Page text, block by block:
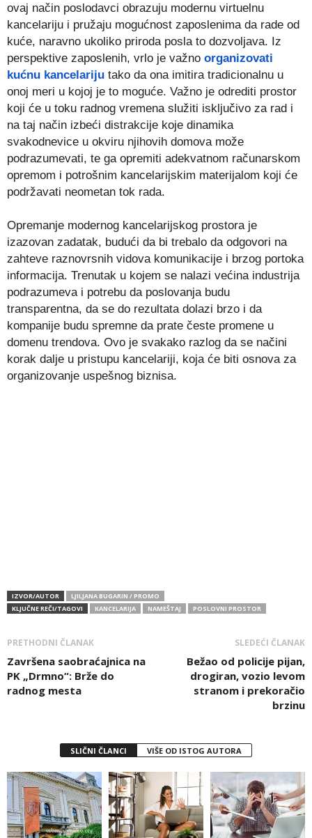
ovaj način poslodavci obrazuju modernu virtuelnu
kancelariju i pružaju mogućnost zaposlenima da rade od
kuće, naravno ukoliko priroda posla to dozvoljava. Iz
perspektive zaposlenih, vrlo je važno organizovati
kućnu kancelariju tako da ona imitira tradicionalnu u
onoj meri u kojoj je to moguće. Važno je odrediti prostor
koji će u toku radnog vremena služiti isključivo za rad i
na taj način izbeći distrakcije koje dinamika
svakodnevice u okviru njihovih domova može
podrazumevati, te ga opremiti adekvatnom računarskom
opremom i potrošnim kancelarijskim materijalom koji će
podržavati neometan tok rada.
Opremanje modernog kancelarijskog prostora je
izazovan zadatak, budući da bi trebalo da odgovori na
zahteve raznovrsnih vidova komunikacije i brzog portoka
informacija. Trenutak u kojem se nalazi većina industrija
podrazumeva i potrebu da poslovanja budu
transparentna, da se do rezultata dolazi brzo i da
kompanije budu spremne da prate česte promene u
domenu trendova. Ovo je svakako razlog da se načini
korak dalje u pristupu kancelariji, koja će biti osnova za
organizovanje uspešnog biznisa.
IZVOR/AUTOR
LJILJANA BUGARIN / PROMO
KLJUČNE REČI/TAGOVI
KANCELARIJA NAMEŠTAJ POSLOVNI PROSTOR
PRETHODNI ČLANAK
Završena saobraćajnica na
PK „Drmno“: Brže do
radnog mesta
SLEDEĆI ČLANAK
Bežao od policije pijan,
drogiran, vozio levom
stranom i prekoračio
brzinu
SLIČNI ČLANCI VIŠE OD ISTOG AUTORA